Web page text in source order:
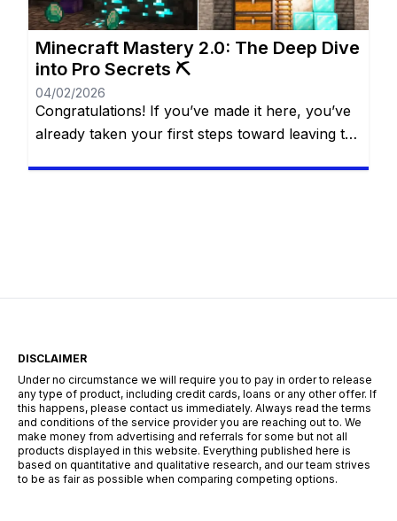
Minecraft Mastery 2.0: The Deep Dive
into Pro Secrets ⛏️
04/02/2026
Congratulations! If you’ve made it here, you’ve
already taken your first steps toward leaving the
DISCLAIMER
Under no circumstance we will require you to pay in order to release
any type of product, including credit cards, loans or any other offer. If
this happens, please contact us immediately. Always read the terms
and conditions of the service provider you are reaching out to. We
make money from advertising and referrals for some but not all
products displayed in this website. Everything published here is
based on quantitative and qualitative research, and our team strives
to be as fair as possible when comparing competing options.